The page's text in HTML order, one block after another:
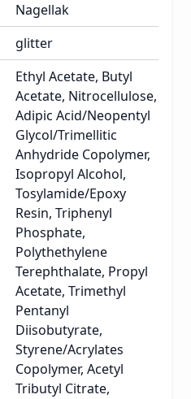
Nagellak
glitter
Ethyl Acetate, Butyl
Acetate, Nitrocellulose,
Adipic Acid/Neopentyl
Glycol/Trimellitic
Anhydride Copolymer,
Isopropyl Alcohol,
Tosylamide/Epoxy
Resin, Triphenyl
Phosphate,
Polythethylene
Terephthalate, Propyl
Acetate, Trimethyl
Pentanyl
Diisobutyrate,
Styrene/Acrylates
Copolymer, Acetyl
Tributyl Citrate,